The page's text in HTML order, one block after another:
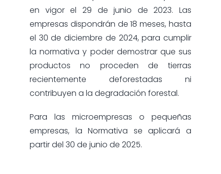
en vigor el 29 de junio de 2023. Las
empresas dispondrán de 18 meses, hasta
el 30 de diciembre de 2024, para cumplir
la normativa y poder demostrar que sus
productos no proceden de tierras
recientemente deforestadas ni
contribuyen a la degradación forestal.
Para las microempresas o pequeñas
empresas, la Normativa se aplicará a
partir del 30 de junio de 2025.